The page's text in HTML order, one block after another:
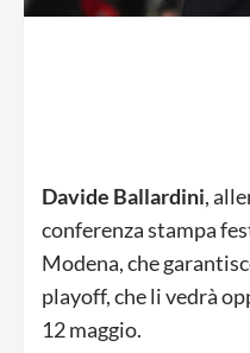
Davide Ballardini,
conferenza stampa
Modena, che
playoff, che li vedrà
12 maggio.